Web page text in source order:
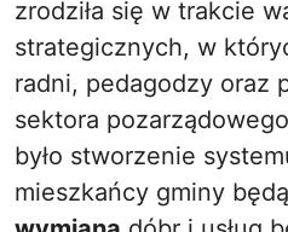
zrodziła się w trakcie
strategicznych, w
radni, pedagodzy oraz
sektora
było stworzenie
mieszkańcy gminy